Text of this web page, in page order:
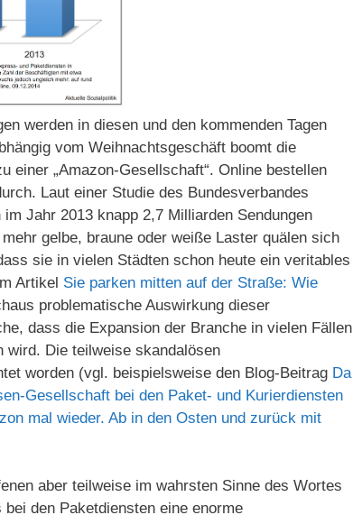
werden in diesen und den kommenden Tagen
vom Weihnachtsgeschäft boomt die
einer „Amazon-Gesellschaft“. Online bestellen
Laut einer Studie des Bundesverbandes
Jahr 2013 knapp 2,7 Milliarden Sendungen
gelbe, braune oder weiße Laster quälen sich
sie in vielen Städten schon heute ein veritables
Artikel Sie parken mitten auf der Straße: Wie
problematische Auswirkung dieser
dass die Expansion der Branche in vielen Fällen
wird. Die teilweise skandalösen
worden (vgl. beispielsweise den Blog-Beitrag Da
Gesellschaft bei den Paket- und Kurierdiensten
mal wieder. Ab in den Osten und zurück mit
aber teilweise im wahrsten Sinne des Wortes
den Paketdiensten eine enorme